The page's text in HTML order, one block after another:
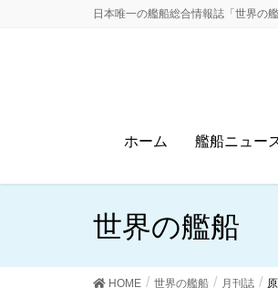
日本唯一の艦船総合情報誌「世界の
ホーム 艦船ニュー
世界の艦船
HOME 世界の艦船 月刊誌